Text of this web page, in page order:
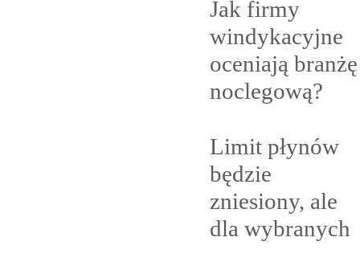
Jak firmy
windykacyjne
oceniają branżę
noclegową?
Limit płynów
będzie
zniesiony, ale
dla wybranych